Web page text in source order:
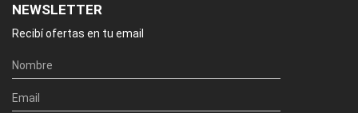
NEWSLETTER
Recibí ofertas en tu email